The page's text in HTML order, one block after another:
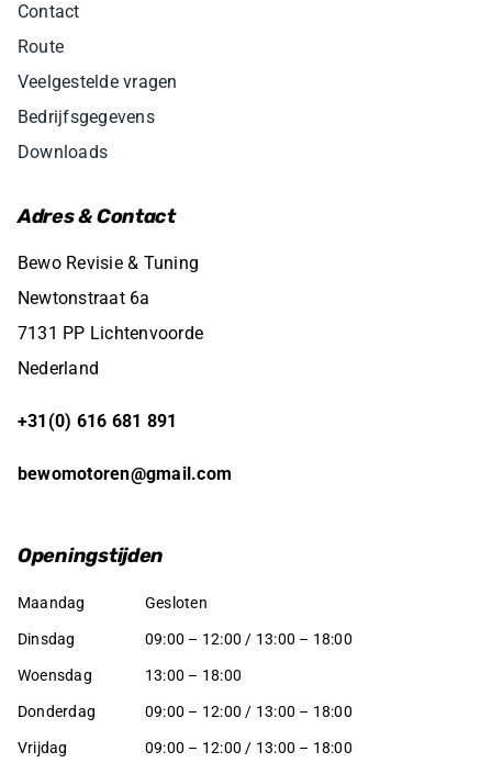
Contact
Route
Veelgestelde vragen
Bedrijfsgegevens
Downloads
Adres & Contact
Bewo Revisie & Tuning
Newtonstraat 6a
7131 PP Lichtenvoorde
Nederland
+31(0) 616 681 891
bewomotoren@gmail.com
Openingstijden
Maandag Gesloten
Dinsdag 09:00 – 12:00 / 13:00 – 18:00
Woensdag 13:00 – 18:00
Donderdag 09:00 – 12:00 / 13:00 – 18:00
Vrijdag 09:00 – 12:00 / 13:00 – 18:00